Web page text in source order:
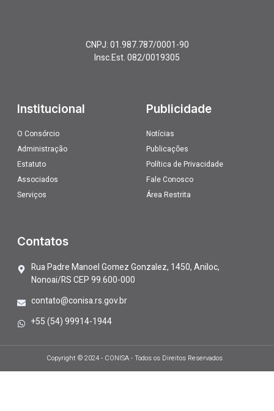
CNPJ: 01.987.787/0001-90
Insc.Est. 082/0019305
Institucional
O Consórcio
Administração
Estatuto
Associados
Serviços
Publicidade
Notícias
Publicações
Política de Privacidade
Fale Conosco
Área Restrita
Contatos
Rua Padre Manoel Gomez Gonzalez, 1450, Aniloc,
Nonoai/RS CEP 99.600-000
contato@conisa.rs.gov.br
+55 (54) 99914-1944
Copyright © 2024 - CONISA - Todos os Direitos Reservados